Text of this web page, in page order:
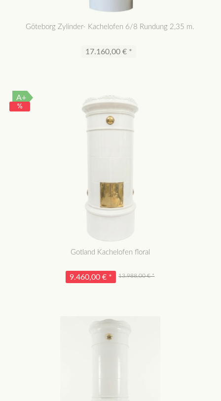
Göteborg Zylinder- Kachelofen 6/8 Rundung 2,35 m.
17.160,00 € *
A+
Gotland Kachelofen floral
13.988,00 € *
9.460,00 € *